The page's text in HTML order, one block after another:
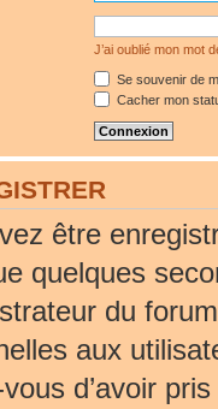
J’ai oublié mon mot
Se souvenir de
Cacher mon
être
quelques
du
aux
d’avoir